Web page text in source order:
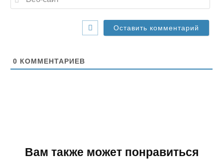
l
0 КОММЕНТАРИЕВ
Вам также может понравиться